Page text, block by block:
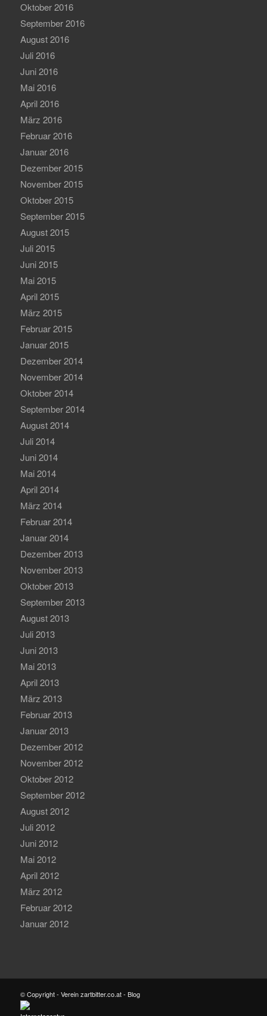
Oktober 2016
September 2016
August 2016
Juli 2016
Juni 2016
Mai 2016
April 2016
März 2016
Februar 2016
Januar 2016
Dezember 2015
November 2015
Oktober 2015
September 2015
August 2015
Juli 2015
Juni 2015
Mai 2015
April 2015
März 2015
Februar 2015
Januar 2015
Dezember 2014
November 2014
Oktober 2014
September 2014
August 2014
Juli 2014
Juni 2014
Mai 2014
April 2014
März 2014
Februar 2014
Januar 2014
Dezember 2013
November 2013
Oktober 2013
September 2013
August 2013
Juli 2013
Juni 2013
Mai 2013
April 2013
März 2013
Februar 2013
Januar 2013
Dezember 2012
November 2012
Oktober 2012
September 2012
August 2012
Juli 2012
Juni 2012
Mai 2012
April 2012
März 2012
Februar 2012
Januar 2012
© Copyright - Verein zartbitter.co.at - Blog